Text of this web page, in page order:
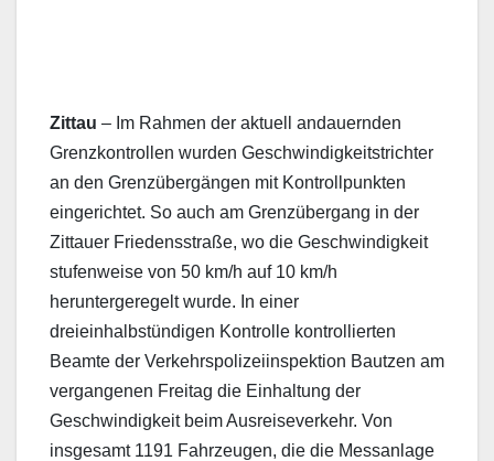
Zittau – Im Rahmen der aktuell andauernden
Grenzkontrollen wurden Geschwindigkeitstrichter
an den Grenzübergängen mit Kontrollpunkten
eingerichtet. So auch am Grenzübergang in der
Zittauer Friedensstraße, wo die Geschwindigkeit
stufenweise von 50 km/h auf 10 km/h
heruntergeregelt wurde. In einer
dreieinhalbstündigen Kontrolle kontrollierten
Beamte der Verkehrspolizeiinspektion Bautzen am
vergangenen Freitag die Einhaltung der
Geschwindigkeit beim Ausreiseverkehr. Von
insgesamt 1191 Fahrzeugen, die die Messanlage